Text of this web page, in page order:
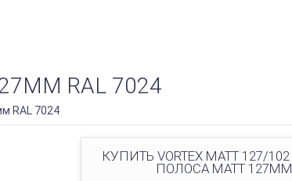
RAL 7024
RAL 7024
КУПИТЬ VORTEX MATT 127/
ПОЛОСА MATT 127ММ